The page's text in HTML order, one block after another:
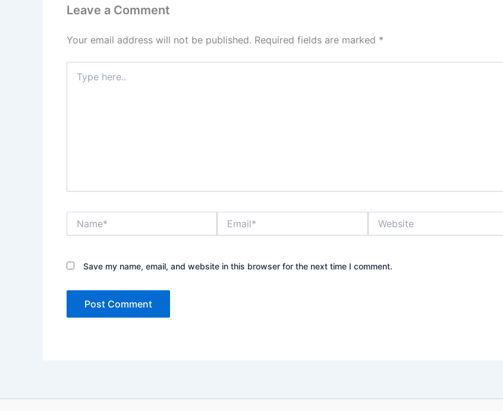
Leave a Comment
Your email address will not be published. Required fields are marked *
here..
Save my name, email, and website in this browser for the next time I comment.